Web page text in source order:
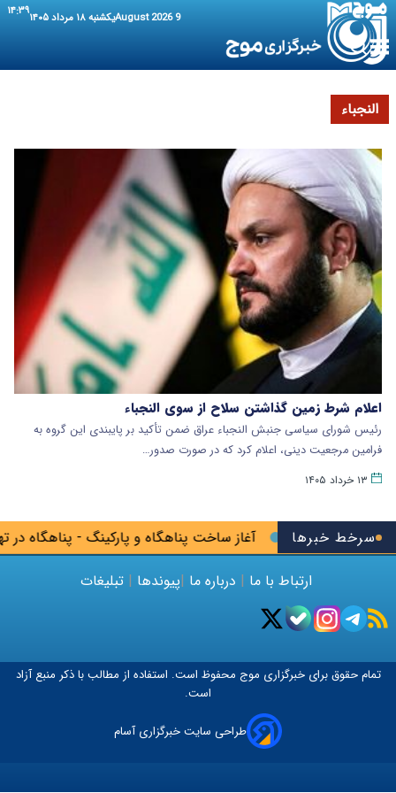
9 August 2026 یکشنبه ۱۸ مرداد ۱۴۰۵ ۱۴:۳۹
سرخط خبرها آغاز ساخت پناهگاه و پارکینگ - پناهگاه در در پیرانشهر
النجباء
اعلام شرط زمین گذاشتن سلاح از سوی النجباء
رئیس شورای سیاسی جنبش النجباء عراق ضمن تأکید بر پایبندی این گروه به
فرامین مرجعیت دینی، اعلام کرد که در صورت صدور…
۱۳ خرداد ۱۴۰۵
ارتباط با ما | درباره ما |پیوندها | تبلیغات
تمام حقوق برای خبرگزاری موج محفوظ است. استفاده از مطالب با ذکر منبع آزاد
است.
طراحی سایت خبرگزاری آسام